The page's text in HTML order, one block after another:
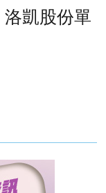
凱股份單